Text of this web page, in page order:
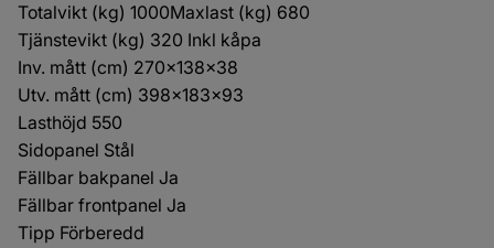
Totalvikt (kg) 1000Maxlast (kg) 680
Tjänstevikt (kg) 320 Inkl kåpa
Inv. mått (cm) 270x138x38
Utv. mått (cm) 398x183x93
Lasthöjd 550
Sidopanel Stål
Fällbar bakpanel Ja
Fällbar frontpanel Ja
Tipp Förberedd